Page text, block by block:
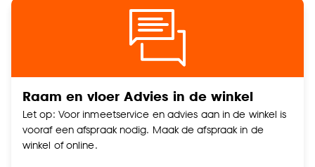
Raam en vloer Advies in de winkel
Let op: Voor inmeetservice en advies aan in de winkel is
vooraf een afspraak nodig. Maak de afspraak in de
winkel of online.